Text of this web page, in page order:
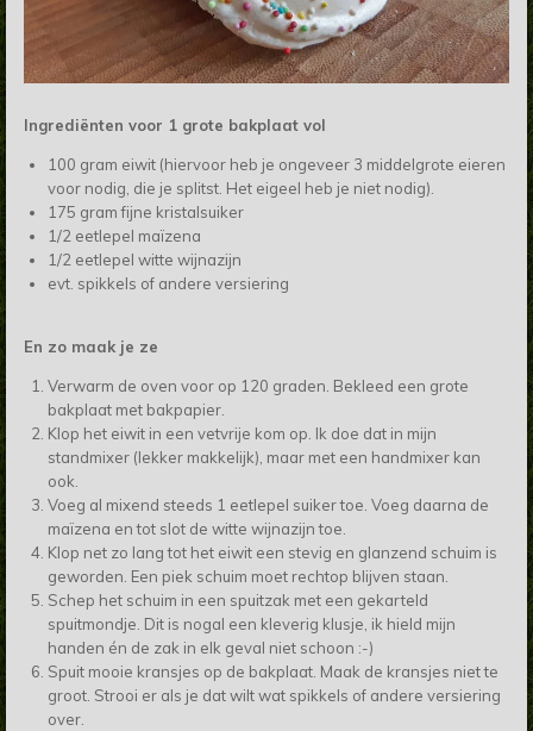
Ingrediënten voor 1 grote bakplaat vol
100 gram eiwit (hiervoor heb je ongeveer 3 middelgrote eieren
voor nodig, die je splitst. Het eigeel heb je niet nodig).
175 gram fijne kristalsuiker
1/2 eetlepel maïzena
1/2 eetlepel witte wijnazijn
evt. spikkels of andere versiering
En zo maak je ze
Verwarm de oven voor op 120 graden. Bekleed een grote
bakplaat met bakpapier.
Klop het eiwit in een vetvrije kom op. Ik doe dat in mijn
standmixer (lekker makkelijk), maar met een handmixer kan
ook.
Voeg al mixend steeds 1 eetlepel suiker toe. Voeg daarna de
maïzena en tot slot de witte wijnazijn toe.
Klop net zo lang tot het eiwit een stevig en glanzend schuim is
geworden. Een piek schuim moet rechtop blijven staan.
Schep het schuim in een spuitzak met een gekarteld
spuitmondje. Dit is nogal een kleverig klusje, ik hield mijn
handen én de zak in elk geval niet schoon :-)
Spuit mooie kransjes op de bakplaat. Maak de kransjes niet te
groot. Strooi er als je dat wilt wat spikkels of andere versiering
over.